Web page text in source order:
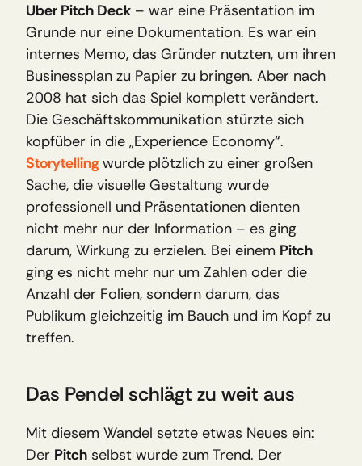
Uber Pitch Deck – war eine Präsentation im
Grunde nur eine Dokumentation. Es war ein
internes Memo, das Gründer nutzten, um ihren
Businessplan zu Papier zu bringen. Aber nach
2008 hat sich das Spiel komplett verändert.
Die Geschäftskommunikation stürzte sich
Storytelling wurde plötzlich zu einer großen
Sache, die visuelle Gestaltung wurde
professionell und Präsentationen dienten
nicht mehr nur der Information – es ging
darum, Wirkung zu erzielen. Bei einem Pitch
ging es nicht mehr nur um Zahlen oder die
Anzahl der Folien, sondern darum, das
Publikum gleichzeitig im Bauch und im Kopf zu
treffen.
Das Pendel schlägt zu weit aus
Mit diesem Wandel setzte etwas Neues ein:
Der Pitch selbst wurde zum Trend. Der